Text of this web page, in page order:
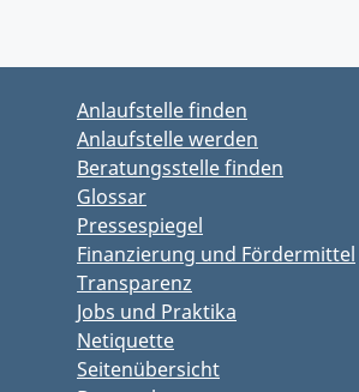
Anlaufstelle finden
Anlaufstelle werden
Beratungsstelle finden
Glossar
Pressespiegel
Finanzierung und Fördermittel
Transparenz
Jobs und Praktika
Netiquette
Seitenübersicht